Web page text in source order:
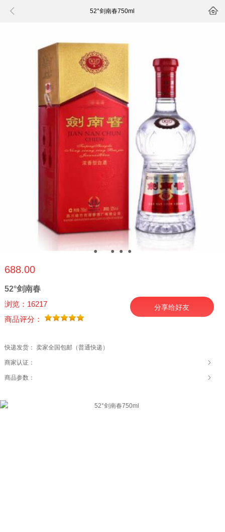
 52°剑南春750ml 
● ● ● ● ●
688.00
52°剑南春
浏览：16217
商品评分：
分享给好友
快递发货： 卖家全国包邮（普通快递）
商家认证：
商品参数：